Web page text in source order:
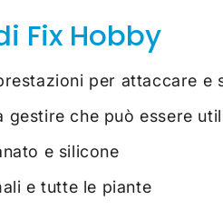
Fix Hobby
per attaccare
che può essere
e silicone
e tutte le piante